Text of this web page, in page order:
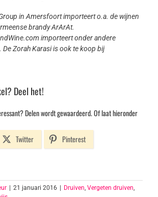
in Amersfoort importeert o.a. de wijnen
brandy ArArAt.
importeert onder andere
De Zorah Karasi is ook te koop bij
Deel het!
Delen wordt gewaardeerd. Of laat hieronder
Twitter
Pinterest
21 januari 2016 Druiven, Vergeten druiven,